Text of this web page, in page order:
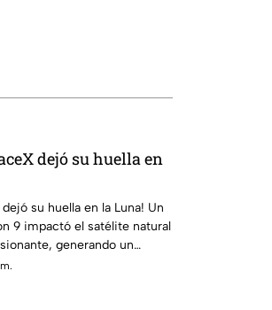
dejó su huella en
su huella en la Luna! Un
9 impactó el satélite natural
generando un